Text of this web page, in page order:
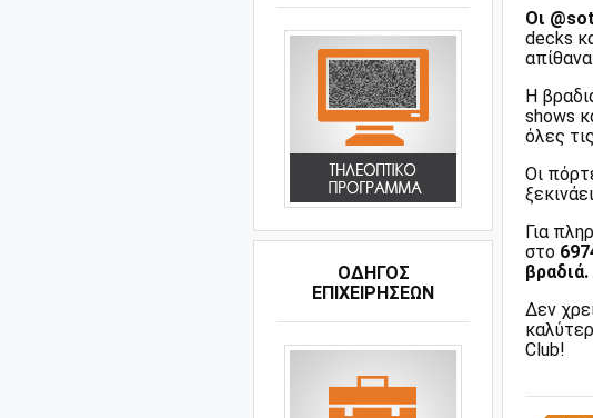
ΟΔΗΓΌΣ
ΕΠΙΧΕΙΡΉΣΕΩΝ
Οι
decks
Η
shows
όλες
Οι
Για
στο
βραδιά.
Δεν
Club!